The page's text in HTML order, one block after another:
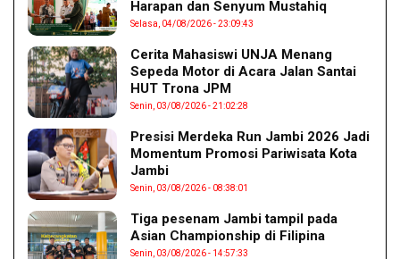
Harapan dan Senyum Mustahiq
Selasa, 04/08/2026 - 23:09:43
Cerita Mahasiswi UNJA Menang
Sepeda Motor di Acara Jalan Santai
HUT Trona JPM
Senin, 03/08/2026 - 21:02:28
Presisi Merdeka Run Jambi 2026 Jadi
Momentum Promosi Pariwisata Kota
Jambi
Senin, 03/08/2026 - 08:38:01
Tiga pesenam Jambi tampil pada
Asian Championship di Filipina
Senin, 03/08/2026 - 14:57:33